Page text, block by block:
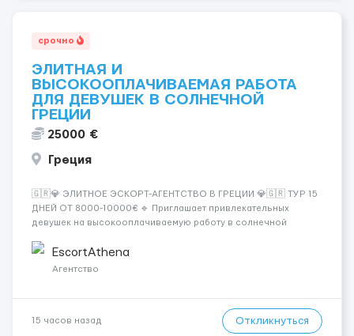
срочно
ЭЛИТНАЯ И
ВЫСОКООПЛАЧИВАЕМАЯ РАБОТА
ДЛЯ ДЕВУШЕК В СОЛНЕЧНОЙ
ГРЕЦИИ
25000 €
Греция
🇬🇷💎 ЭЛИТНОЕ ЭСКОРТ-АГЕНТСТВО В ГРЕЦИИ 💎🇬🇷 ТУР 15
ДНЕЙ ОТ 8000-10000€ 🔹 Приглашает привлекательных
девушек на высокооплачиваемую работу в солнечной
хорошие деньги 💶 — это предложение для тебя! 🔹
Требования: ✔️ Возраст от ...
EscortAthena
Агентство
15 часов назад Откликнуться